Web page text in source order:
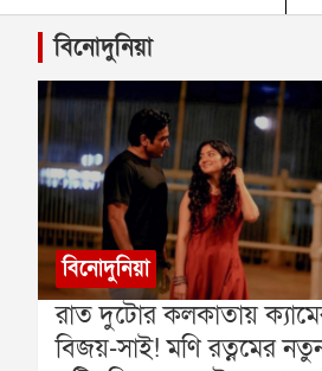
বিনোদুনিয়া
বিনোদুনিয়া
রাত দুটোর কলকাতায়
বিজয়-সাই! মণি রত্নমের